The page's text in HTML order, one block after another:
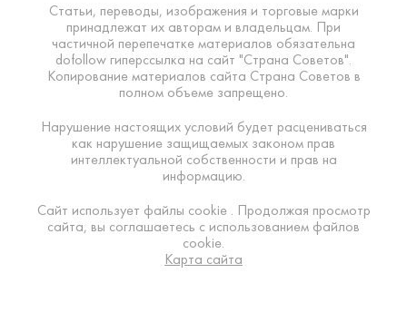
Статьи, переводы, изображения и торговые марки
принадлежат их авторам и владельцам. При
частичной перепечатке материалов обязательна
dofollow гиперссылка на сайт "Страна Советов".
Копирование материалов сайта Страна Советов в
полном объеме запрещено.
Нарушение настоящих условий будет расцениваться
как нарушение защищаемых законом прав
интеллектуальной собственности и прав на
информацию.
Сайт использует файлы cookie . Продолжая просмотр
сайта, вы соглашаетесь с использованием файлов
cookie.
Карта сайта